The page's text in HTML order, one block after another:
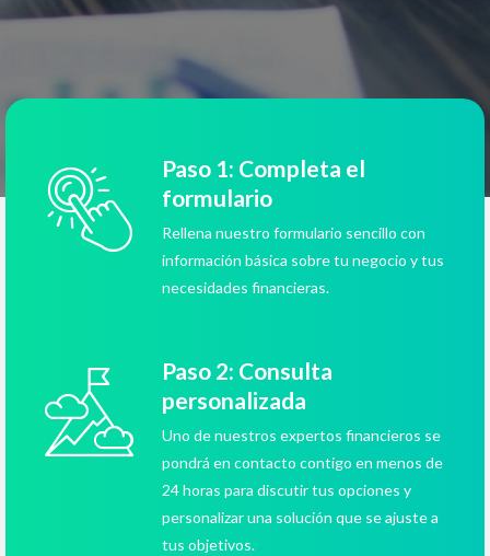
Paso 1: Completa el
formulario
Rellena nuestro formulario sencillo con
información básica sobre tu negocio y tus
necesidades financieras.
Paso 2: Consulta
personalizada
Uno de nuestros expertos financieros se
pondrá en contacto contigo en menos de
24 horas para discutir tus opciones y
personalizar una solución que se ajuste a
tus objetivos.